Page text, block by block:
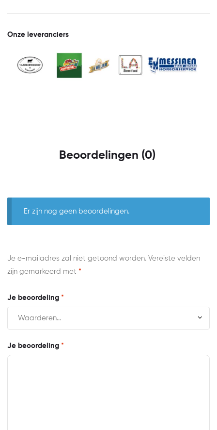
Onze leveranciers
Beoordelingen (0)
Er zijn nog geen beoordelingen.
Je e-mailadres zal niet getoond worden. Vereiste velden
zijn gemarkeerd met *
Je beoordeling *
Je beoordeling *